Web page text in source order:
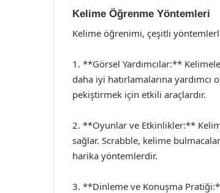
Kelime Öğrenme Yöntemleri
Kelime öğrenimi, çeşitli
1. **Görsel Yardımcılar:**
daha iyi hatırlamalarına
pekiştirmek için etkili araçlardır.
2. **Oyunlar ve Etkinlikler:**
sağlar. Scrabble, kelime
harika yöntemlerdir.
3. **Dinleme ve Konuşma